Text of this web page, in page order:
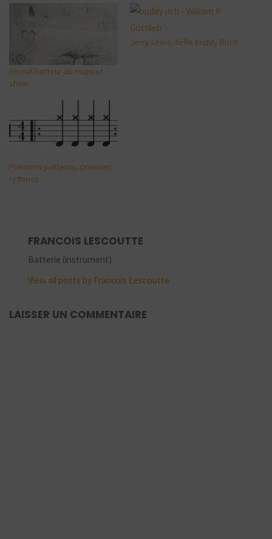
Animal batteur du muppet
show
Jerry Lewis défie Buddy Ritch
Premiers patterns, premiers
rythmes
FRANCOIS LESCOUTTE
Batterie (instrument)
View all posts by Francois Lescoutte
LAISSER UN COMMENTAIRE